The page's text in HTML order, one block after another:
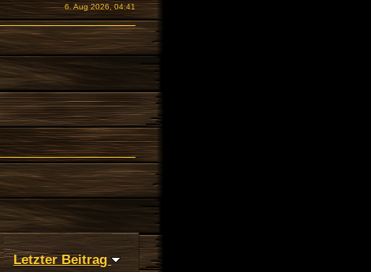
6. Aug 2026, 04:41
Letzter Beitrag